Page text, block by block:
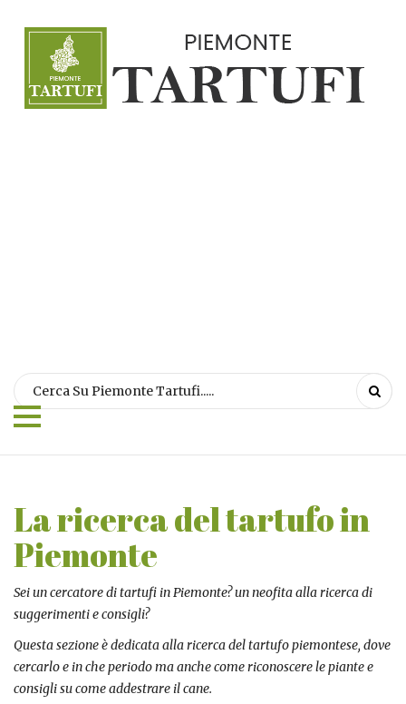
La ricerca del tartufo in
Piemonte
Sei un cercatore di tartufi in Piemonte? un neofita alla ricerca di
suggerimenti e consigli?
Questa sezione è dedicata alla ricerca del tartufo piemontese, dove
cercarlo e in che periodo ma anche come riconoscere le piante e
consigli su come addestrare il cane.